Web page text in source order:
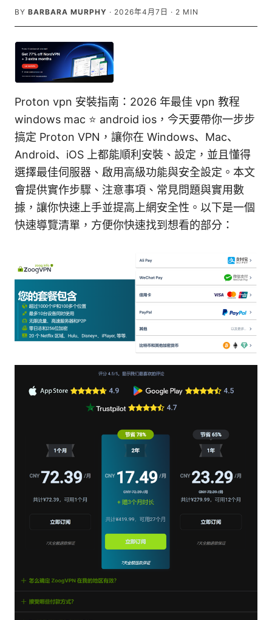
BY BARBARA MURPHY · 2026年4月7日 · 2 MIN
Proton vpn 安裝指南：2026 年最佳 vpn 教程
windows mac ⭐ android ios，今天要帶你一步步
搞定 Proton VPN，讓你在 Windows、Mac、
Android、iOS 上都能順利安裝、設定，並且懂得
選擇最佳伺服器、啟用高級功能與安全設定。本文
會提供實作步驟、注意事項、常見問題與實用數
據，讓你快速上手並提高上網安全性。以下是一個
快速導覽清單，方便你快速找到想看的部分：